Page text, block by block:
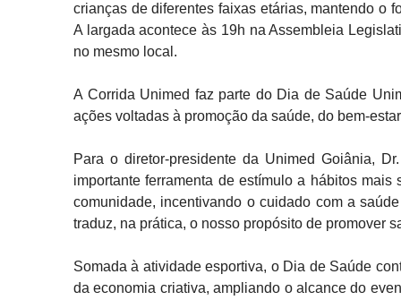
crianças de diferentes faixas etárias, mantendo o
A largada acontece às 19h na Assembleia
no mesmo local.
A Corrida Unimed faz parte do Dia de Saúde
ações voltadas à promoção da saúde, do bem-
Para o diretor-presidente da Unimed Goiânia,
importante ferramenta de estímulo a hábitos
comunidade, incentivando o cuidado com a
traduz, na prática, o nosso propósito de promover
Somada à atividade esportiva, o Dia de Saúde
da economia criativa, ampliando o alcance do